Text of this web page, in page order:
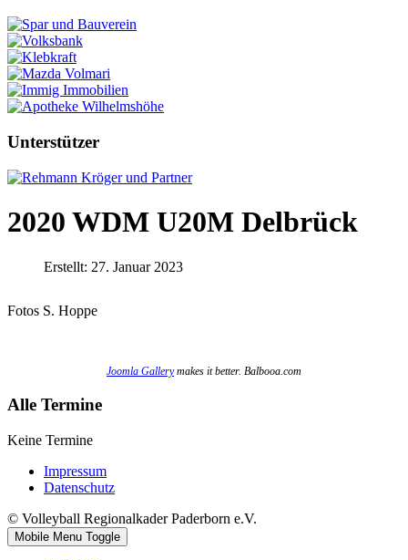
Unterstützer
2020 WDM U20M Delbrück
Erstellt: 27. Januar 2023
Fotos S. Hoppe
Joomla Gallerymakes it better. Balbooa.com
Alle Termine
Keine Termine
Impressum
Datenschutz
© Volleyball Regionalkader Paderborn e.V.
Mobile Menu Toggle